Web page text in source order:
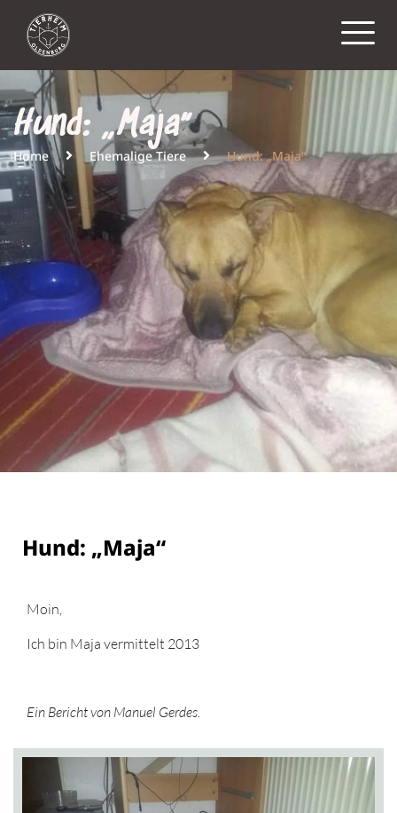
Hund: „Maja“
Home Ehemalige Tiere Hund: „Maja“
Hund: „Maja“
Moin,
Ich bin Maja vermittelt 2013
Ein Bericht von Manuel Gerdes.